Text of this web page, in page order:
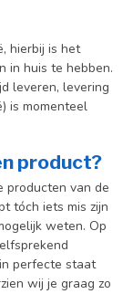
hierbij is het
in huis te hebben.
leveren, levering
is momenteel
product?
producten van de
tóch iets mis zijn
weten. Op
perfecte staat
wij je graag zo